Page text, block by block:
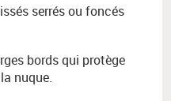
serrés ou foncés
bords qui protège
nuque.